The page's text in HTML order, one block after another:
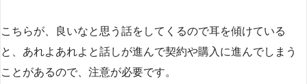
こちらが、良いなと思う話をしてくるので耳を傾けている
と、あれよあれよと話しが進んで契約や購入に進んでしまう
ことがあるので、注意が必要です。